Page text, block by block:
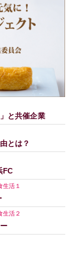
と共催企業
とは？
FC
活１
活２